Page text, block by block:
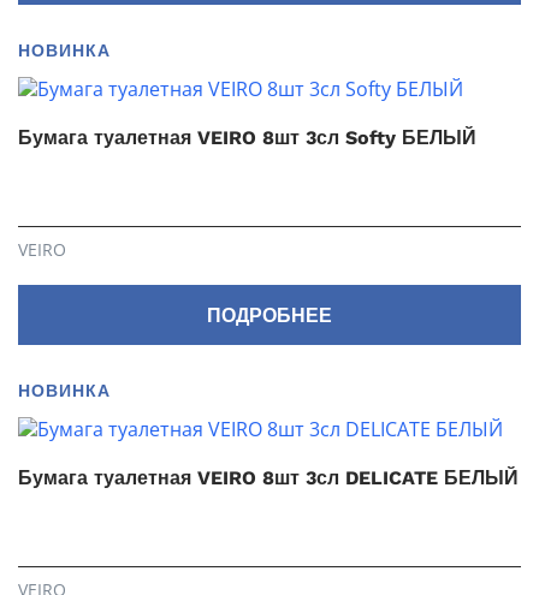
НОВИНКА
Бумага туалетная VEIRO 8шт 3сл Softy БЕЛЫЙ
VEIRO
ПОДРОБНЕЕ
НОВИНКА
Бумага туалетная VEIRO 8шт 3сл DELICATE БЕЛЫЙ
VEIRO